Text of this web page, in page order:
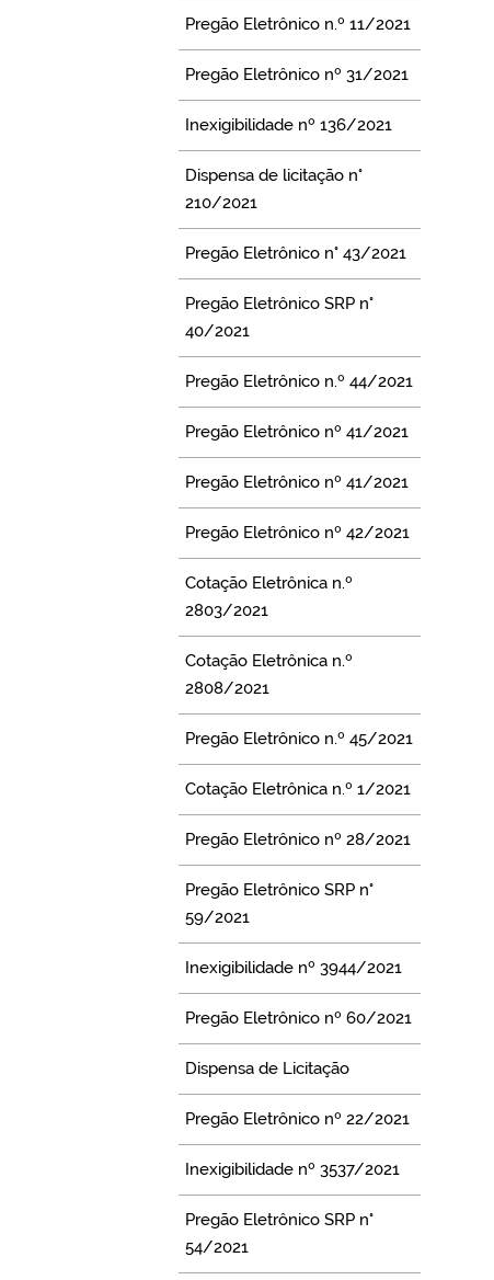
Pregão Eletrônico n.º 11/2021
Pregão Eletrônico nº 31/2021
Inexigibilidade nº 136/2021
Dispensa de licitação n°
210/2021
Pregão Eletrônico n° 43/2021
Pregão Eletrônico SRP n°
40/2021
Pregão Eletrônico n.º 44/2021
Pregão Eletrônico nº 41/2021
Pregão Eletrônico nº 41/2021
Pregão Eletrônico nº 42/2021
Cotação Eletrônica n.º
2803/2021
Cotação Eletrônica n.º
2808/2021
Pregão Eletrônico n.º 45/2021
Cotação Eletrônica n.º 1/2021
Pregão Eletrônico nº 28/2021
Pregão Eletrônico SRP n°
59/2021
Inexigibilidade nº 3944/2021
Pregão Eletrônico nº 60/2021
Dispensa de Licitação
Pregão Eletrônico nº 22/2021
Inexigibilidade nº 3537/2021
Pregão Eletrônico SRP n°
54/2021